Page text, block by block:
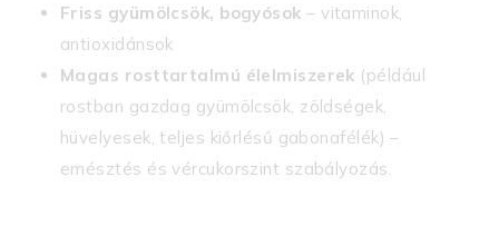
Friss gyümölcsök, bogyósok – vitaminok,
antioxidánsok
Magas rosttartalmú élelmiszerek (például
rostban gazdag gyümölcsök, zöldségek,
hüvelyesek, teljes kiőrlésű gabonafélék) –
emésztés és vércukorszint szabályozás.